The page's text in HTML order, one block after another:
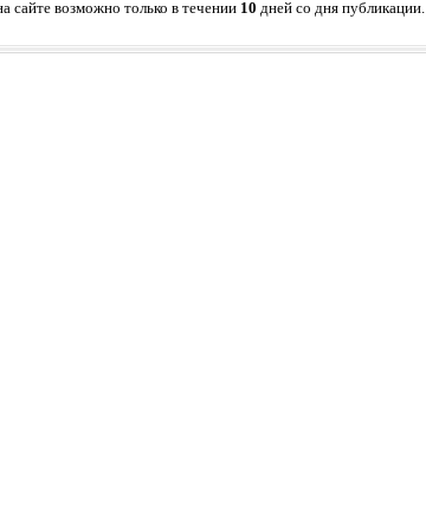
сайте возможно только в течении 10 дней со дня публикации.